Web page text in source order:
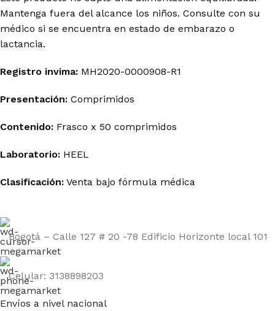
Mantenga fuera del alcance los niños. Consulte con su
médico si se encuentra en estado de embarazo o
lactancia.
Registro invima: MH2020-0000908-R1
Presentación: Comprimidos
Contenido: Frasco x 50 comprimidos
Laboratorio: HEEL
Clasificación: Venta bajo fórmula médica
Bogotá – Calle 127 # 20 -78 Edificio Horizonte local 101
Celular: 3138898203
Envíos a nivel nacional